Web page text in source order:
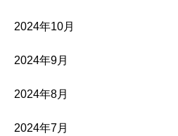
2024年10月
2024年9月
2024年8月
2024年7月